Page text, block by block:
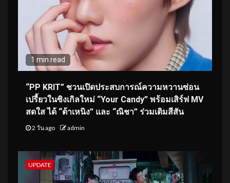
1 min read
“PP KRIT” ชวนเปิดประสบการณ์ความหวานซ่อน
เปรี้ยวในซิงเกิลใหม่ “Your Candy” พร้อมเสิร์ฟ MV
สดใส ได้ “ต้าเหนิง” และ “ณิชา” ร่วมเติมสีสัน
2 วัน ago admin
UPDATE